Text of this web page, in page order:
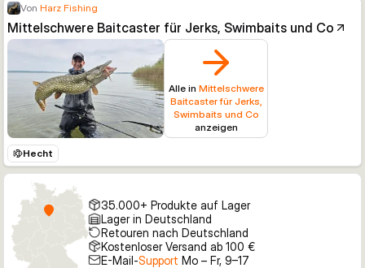
Von Harz Fishing
Mittelschwere Baitcaster für Jerks, Swimbaits und Co
Alle in Mittelschwere
Baitcaster für Jerks,
Swimbaits und Co
anzeigen
Hecht
35.000+ Produkte auf Lager
Lager in Deutschland
Retouren nach Deutschland
Kostenloser Versand ab 100 €
E-Mail-Support Mo – Fr, 9–17